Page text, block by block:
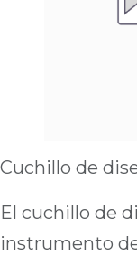
Cuchillo de
El cuchillo de
instrumento